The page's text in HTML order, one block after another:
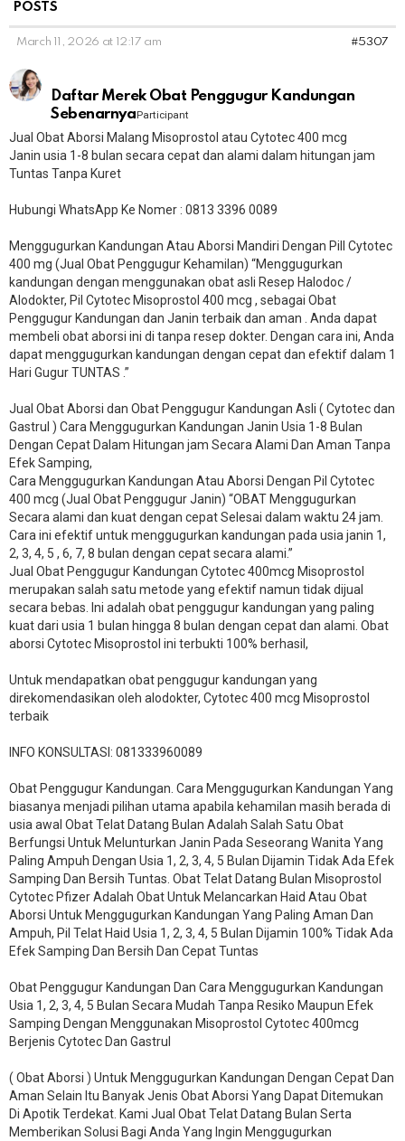
POSTS
March 11, 2026 at 12:17 am #5307
Daftar Merek Obat Penggugur Kandungan
SebenarnyaParticipant
Jual Obat Aborsi Malang Misoprostol atau Cytotec 400 mcg
Janin usia 1-8 bulan secara cepat dan alami dalam hitungan jam
Tuntas Tanpa Kuret
Hubungi WhatsApp Ke Nomer : 0813 3396 0089
Menggugurkan Kandungan Atau Aborsi Mandiri Dengan Pill Cytotec
400 mg (Jual Obat Penggugur Kehamilan) “Menggugurkan
kandungan dengan menggunakan obat asli Resep Halodoc /
Alodokter, Pil Cytotec Misoprostol 400 mcg , sebagai Obat
Penggugur Kandungan dan Janin terbaik dan aman . Anda dapat
membeli obat aborsi ini di tanpa resep dokter. Dengan cara ini, Anda
dapat menggugurkan kandungan dengan cepat dan efektif dalam 1
Hari Gugur TUNTAS .”
Jual Obat Aborsi dan Obat Penggugur Kandungan Asli ( Cytotec dan
Gastrul ) Cara Menggugurkan Kandungan Janin Usia 1-8 Bulan
Dengan Cepat Dalam Hitungan jam Secara Alami Dan Aman Tanpa
Efek Samping,
Cara Menggugurkan Kandungan Atau Aborsi Dengan Pil Cytotec
400 mcg (Jual Obat Penggugur Janin) “OBAT Menggugurkan
Secara alami dan kuat dengan cepat Selesai dalam waktu 24 jam.
Cara ini efektif untuk menggugurkan kandungan pada usia janin 1,
2, 3, 4, 5 , 6, 7, 8 bulan dengan cepat secara alami.”
Jual Obat Penggugur Kandungan Cytotec 400mcg Misoprostol
merupakan salah satu metode yang efektif namun tidak dijual
secara bebas. Ini adalah obat penggugur kandungan yang paling
kuat dari usia 1 bulan hingga 8 bulan dengan cepat dan alami. Obat
aborsi Cytotec Misoprostol ini terbukti 100% berhasil,
Untuk mendapatkan obat penggugur kandungan yang
direkomendasikan oleh alodokter, Cytotec 400 mcg Misoprostol
terbaik
INFO KONSULTASI: 081333960089
​Obat Penggugur Kandungan. Cara Menggugurkan Kandungan Yang
biasanya menjadi pilihan utama apabila kehamilan masih berada di
usia awal Obat Telat Datang Bulan Adalah Salah Satu Obat
Berfungsi Untuk Melunturkan Janin Pada Seseorang Wanita Yang
Paling Ampuh Dengan Usia 1, 2, 3, 4, 5 Bulan Dijamin Tidak Ada Efek
Samping Dan Bersih Tuntas. Obat Telat Datang Bulan Misoprostol
Cytotec Pfizer Adalah Obat Untuk Melancarkan Haid Atau Obat
Aborsi Untuk Menggugurkan Kandungan Yang Paling Aman Dan
Ampuh, Pil Telat Haid Usia 1, 2, 3, 4, 5 Bulan Dijamin 100% Tidak Ada
Efek Samping Dan Bersih Dan Cepat Tuntas
Obat Penggugur Kandungan Dan Cara Menggugurkan Kandungan
Usia 1, 2, 3, 4, 5 Bulan Secara Mudah Tanpa Resiko Maupun Efek
Samping Dengan Menggunakan Misoprostol Cytotec 400mcg
Berjenis Cytotec Dan Gastrul
( Obat Aborsi ) Untuk Menggugurkan Kandungan Dengan Cepat Dan
Aman Selain Itu Banyak Jenis Obat Aborsi Yang Dapat Ditemukan
Di Apotik Terdekat. Kami Jual Obat Telat Datang Bulan Serta
Memberikan Solusi Bagi Anda Yang Ingin Menggugurkan